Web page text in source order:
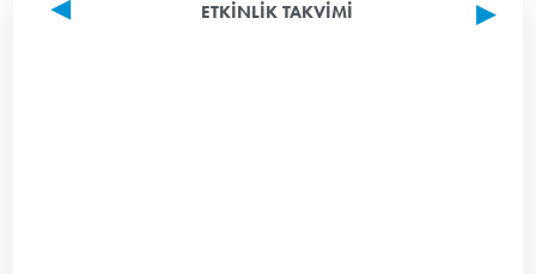
ETKINLIK TAKVIMI